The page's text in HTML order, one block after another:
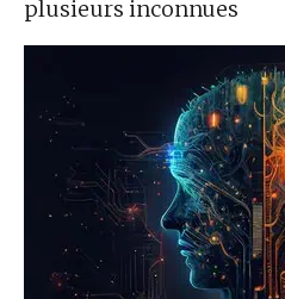
plusieurs inconnues